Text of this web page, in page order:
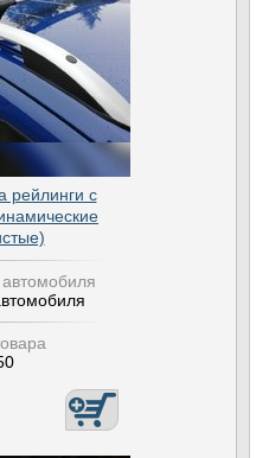
рейлинги с